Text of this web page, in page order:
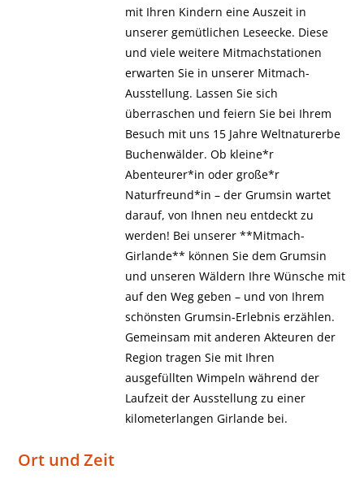
mit Ihren Kindern eine Auszeit in
unserer gemütlichen Leseecke. Diese
und viele weitere Mitmachstationen
erwarten Sie in unserer Mitmach-
Ausstellung. Lassen Sie sich
überraschen und feiern Sie bei Ihrem
Besuch mit uns 15 Jahre Weltnaturerbe
Buchenwälder. Ob kleine*r
Abenteurer*in oder große*r
Naturfreund*in – der Grumsin wartet
darauf, von Ihnen neu entdeckt zu
werden! Bei unserer **Mitmach-
Girlande** können Sie dem Grumsin
und unseren Wäldern Ihre Wünsche mit
auf den Weg geben – und von Ihrem
schönsten Grumsin-Erlebnis erzählen.
Gemeinsam mit anderen Akteuren der
Region tragen Sie mit Ihren
ausgefüllten Wimpeln während der
Laufzeit der Ausstellung zu einer
kilometerlangen Girlande bei.
Ort und Zeit